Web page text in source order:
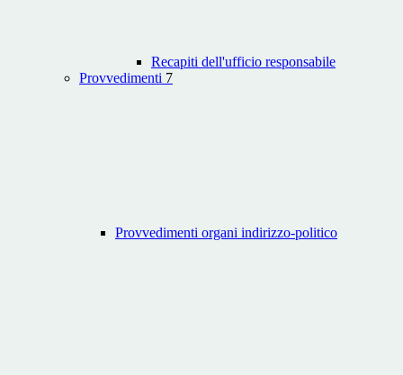
Recapiti dell'ufficio responsabile
Provvedimenti 7
Provvedimenti organi indirizzo-politico